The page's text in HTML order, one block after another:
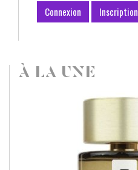
Connexion Inscription
À LA UNE